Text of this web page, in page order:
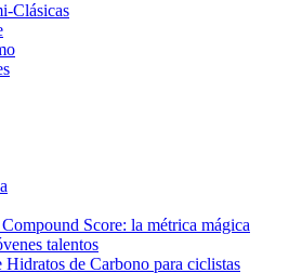
Clásicas
Score: la métrica mágica
talentos
Hidratos de Carbono para ciclistas